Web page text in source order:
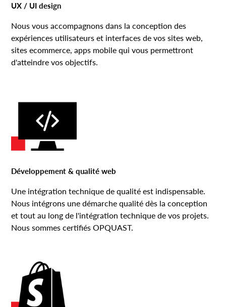
UX / UI design
Nous vous accompagnons dans la conception des
expériences utilisateurs et interfaces de vos sites web,
sites ecommerce, apps mobile qui vous permettront
d'atteindre vos objectifs.
Développement & qualité web
Une intégration technique de qualité est indispensable.
Nous intégrons une démarche qualité dès la conception
et tout au long de l'intégration technique de vos projets.
Nous sommes certifiés OPQUAST.